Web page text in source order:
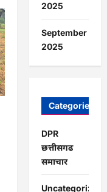
2025
September
2025
Categories
DPR
छत्तीसगढ
समाचार
Uncategorized